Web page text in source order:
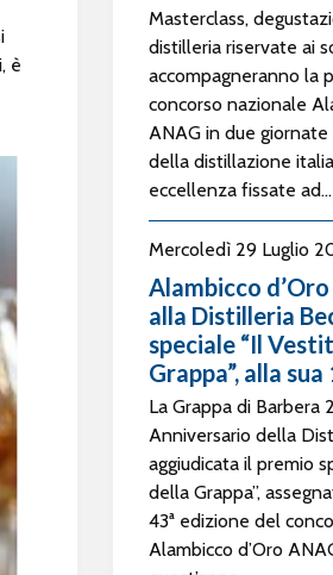
è
Masterclass,
distilleria riservate ai
accompagneranno la
concorso nazionale
ANAG in due
della distillazione
eccellenza fissate ad...
Mercoledì 29 Luglio
Alambicco
alla Distilleria
speciale “Il
Grappa”, alla
La Grappa di Barbera
Anniversario della
aggiudicata il premio
della Grappa”,
43ª edizione del
Alambicco d’Oro